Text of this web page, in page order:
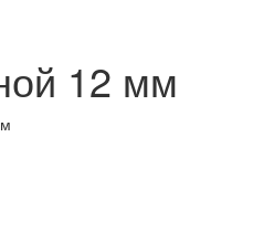
12 мм